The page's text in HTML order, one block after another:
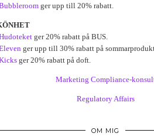
ger upp till 20% rabatt.
ger 20% rabatt på BUS.
ger upp till 30% rabatt på
ger 20% rabatt på doft.
Marketing Compliance-
Regulatory Affairs
OM MIG